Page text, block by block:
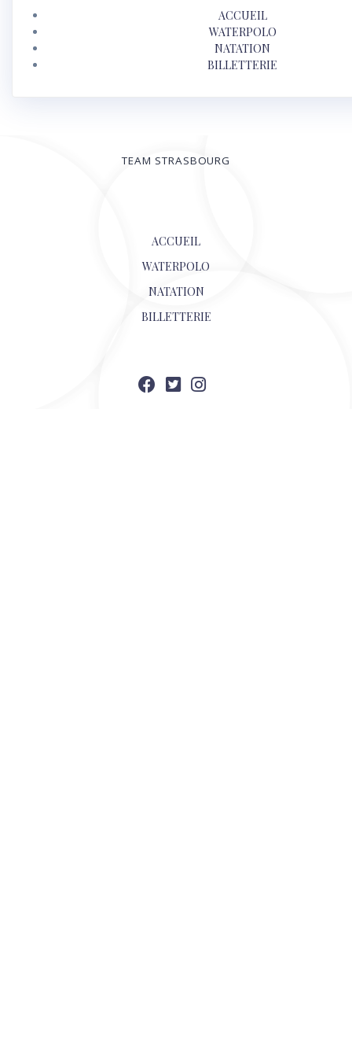
ACCUEIL
WATERPOLO
NATATION
BILLETTERIE
TEAM STRASBOURG
ACCUEIL
WATERPOLO
NATATION
BILLETTERIE